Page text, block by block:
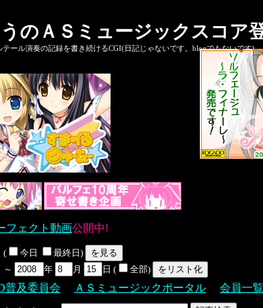
のＡＳミュージックスコア
テール演奏の記録を書き続けるCGI(日記じゃないです。blogでもないです)
フェクト動画公開中!
( 今日
最終日)
～ 年 月 日 ( 全部)
普及委員会 ＡＳミュージックポータル 会員一覧